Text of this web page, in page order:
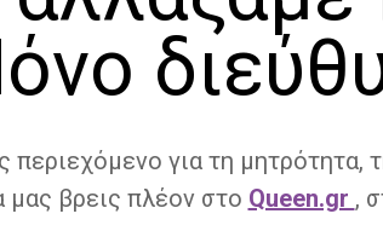
περιεχόμενο για τη μητρότητα,
μας βρεις πλέον στο Queen.gr ,